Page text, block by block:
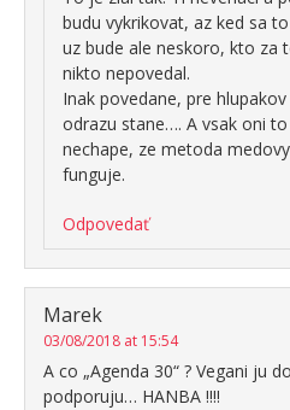
budu vykrikovat, az ked sa
uz bude ale neskoro, kto
nikto nepovedal.
Inak povedane, pre
odrazu stane…. A vsak oni
nechape, ze metoda
funguje.
Odpovedať
Marek
03/08/2018 at 15:54
A co „Agenda 30“ ? Vegani ju
podporuju… HANBA !!!!